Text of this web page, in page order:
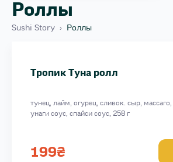
Роллы
Sushi Story › Роллы
Лосось терияки
Крабик мини ролл
Дон Карлеоне
Тропик Туна ролл
тунец, лайм, огурец, сливок. сыр,
унаги соус, спайси соус, 258 г
199₴